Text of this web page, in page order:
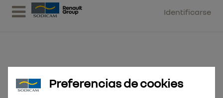
Identificarse
Broca SDS-Plus M2 10x210
Preferencias de cookies